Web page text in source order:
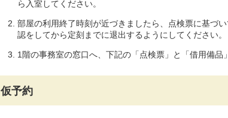
ら入室してください。
部屋の利用終了時刻が近づきましたら、点検票に基づ
認をしてから定刻までに退出するようにしてください。
1階の事務室の窓口へ、下記の「点検票」と「借用備品
仮予約